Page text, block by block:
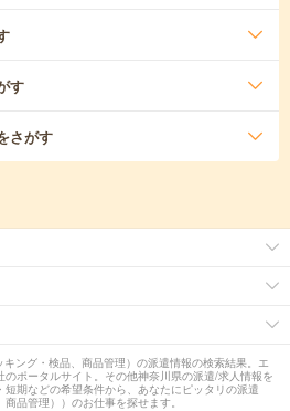
す
さがす
ング・検品、商品管理）の派遣情報の検索結果。エ
ポータルサイト。その他神奈川県の派遣/求人情報を
期などの希望条件から、あなたにピッタリの派遣
品管理））のお仕事を探せます。